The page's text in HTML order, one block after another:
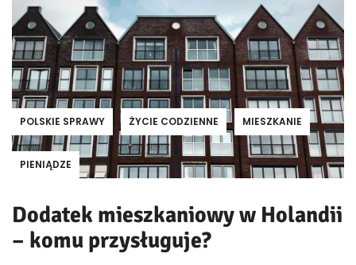
POLSKIE SPRAWY ŻYCIE CODZIENNE MIESZKANIE
PIENIĄDZE
Dodatek mieszkaniowy w Holandii
– komu przysługuje?